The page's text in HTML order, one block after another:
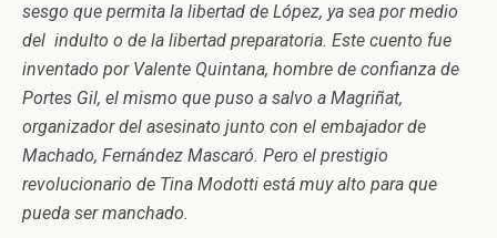
sesgo que permita la libertad de López, ya sea por medio
del indulto o de la libertad preparatoria. Este cuento fue
inventado por Valente Quintana, hombre de confianza de
Portes Gil, el mismo que puso a salvo a Magriñat,
organizador del asesinato junto con el embajador de
Machado, Fernández Mascaró. Pero el prestigio
revolucionario de Tina Modotti está muy alto para que
pueda ser manchado.